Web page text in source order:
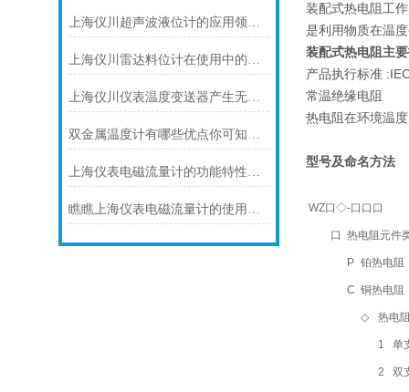
上海仪川超声波液位计的应用领域与性能特点
上海仪川雷达料位计在使用中的问题提出解决方案
上海仪川仪表温度变送器产生无输出的原因及解决方法
双金属温度计有哪些优点你可知道？
上海仪表电磁流量计的功能特性到底是如何的呢？
瞧瞧上海仪表电磁流量计的使用注意事项
装配式热电阻工
是利用物质在温
装配式热电阻 主
产品执行标准
常温绝缘电阻
热电阻在环境温
型号及命名方法
WZ口◇-口口口
口 热电阻元件
P 铂热电阻
C 铜热电阻
◇ 热电
1 单
2 双